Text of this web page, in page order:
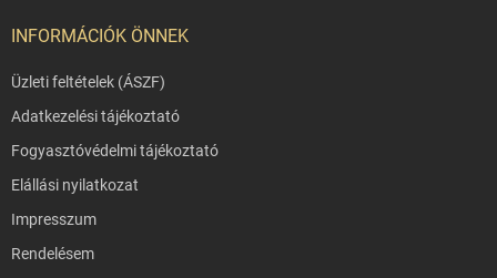
INFORMÁCIÓK ÖNNEK
Üzleti feltételek (ÁSZF)
Adatkezelési tájékoztató
Fogyasztóvédelmi tájékoztató
Elállási nyilatkozat
Impresszum
Rendelésem